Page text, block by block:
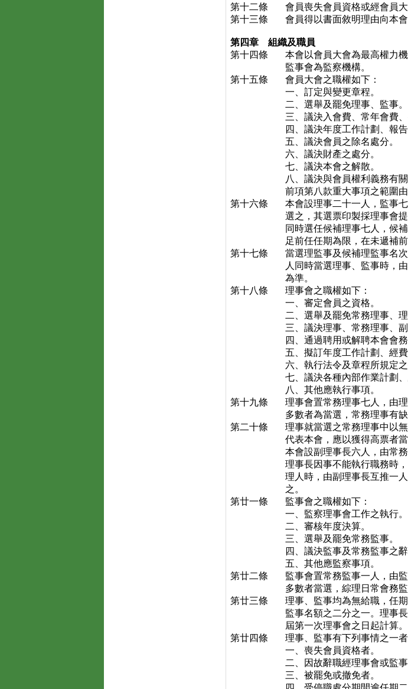
第十二條
會員喪失會員資格或經會員
第十三條
會員得以書面敘明理由向本會
第四章 組織及職員
第十四條
本會以會員大會為最高權力
監事會為監察機構。
第十五條
會員大會之職權如下：
一、訂定與變更章程。
二、選舉及罷免理事、監事。
三、議決入會費、常年會費
四、議決年度工作計劃、報
五、議決會員之除名處分。
六、議決財產之處分。
七、議決本會之解散。
八、議決與會員權利義務有
前項第八款重大事項之範圍由
第十六條
本會設理事二十一人，監事
選之，其選票印製採理事會
同時選任候補理事七人，候
足前任任期為限，在未遞補
第十七條
當選理監事及候補理監事名
人同時當選理事、監事時，
為準。
第十八條
理事會之職權如下：
一、審定會員之資格。
二、選舉及罷免常務理事、理
三、議決理事、常務理事、
四、通過聘用或解聘本會會務
五、擬訂年度工作計劃、經
六、執行法令及章程所規定之
七、議決各種內部作業計劃
八、其他應執行事項。
第十九條
理事會置常務理事七人，由
多數者為當選，常務理事有
第二十條
理事就當選之常務理事中以
代表本會，應以獲得高票者當
本會設副理事長六人，由常
理事長因事不能執行職務時
理人時，由副理事長互推一
之。
第廿一條
監事會之職權如下：
一、監察理事會工作之執行。
二、審核年度決算。
三、選舉及罷免常務監事。
四、議決監事及常務監事之辭
五、其他應監察事項。
第廿二條
監事會置常務監事一人，由
多數者當選，綜理日常會務
第廿三條
理事、監事均為無給職，任
監事名額之二分之一。理事
屆第一次理事會之日起計算。
第廿四條
理事、監事有下列事情之一者
一、喪失會員資格者。
二、因故辭職經理事會或監事
三、被罷免或撤免者。